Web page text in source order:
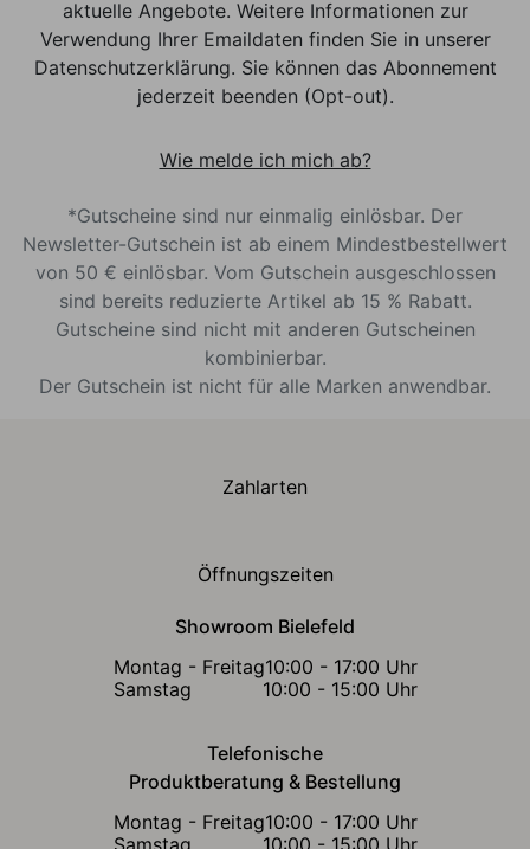
aktuelle Angebote. Weitere Informationen zur
Verwendung Ihrer Emaildaten finden Sie in unserer
Datenschutzerklärung. Sie können das Abonnement
jederzeit beenden (Opt-out).
Wie melde ich mich ab?
*Gutscheine sind nur einmalig einlösbar. Der
Newsletter-Gutschein ist ab einem Mindestbestellwert
von 50 € einlösbar. Vom Gutschein ausgeschlossen
sind bereits reduzierte Artikel ab 15 % Rabatt.
Gutscheine sind nicht mit anderen Gutscheinen
kombinierbar.
Der Gutschein ist nicht für alle Marken anwendbar.
Zahlarten
Öffnungszeiten
Showroom Bielefeld
Montag - Freitag10:00 - 17:00 Uhr
Samstag
10:00 - 15:00 Uhr
Telefonische
Produktberatung & Bestellung
Montag - Freitag10:00 - 17:00 Uhr
Samstag
10:00 - 15:00 Uhr